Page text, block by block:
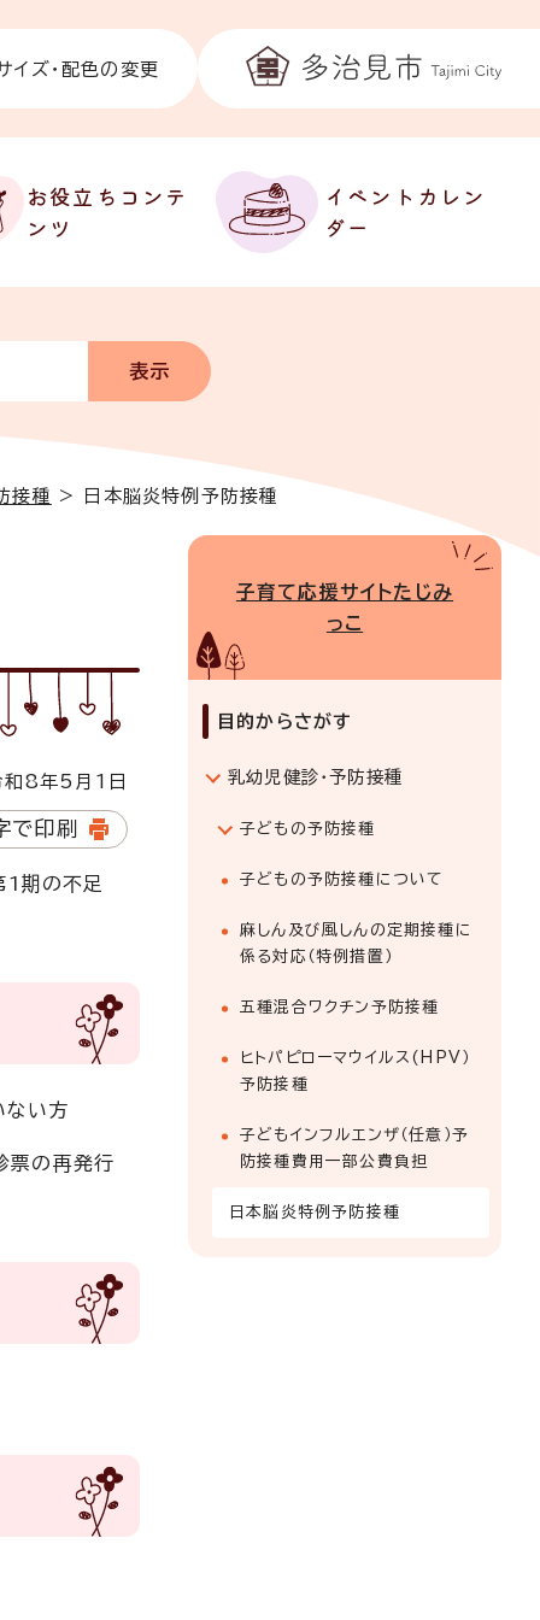
イズ・配色の変更
お役立ちコンテ
ンツ
イベントカレン
ダー
接種 > 日本脳炎特例予防接種
8年5月1日
で印刷
期の不足
ない方
票の再発行
子育て応援サイトたじみ
っこ
目的からさがす
乳幼児健診・予防接種
子どもの予防接種
子どもの予防接種について
麻しん及び風しんの定期接種に
係る対応（特例措置）
五種混合ワクチン予防接種
ヒトパピローマウイルス(HPV）
予防接種
子どもインフルエンザ（任意）予
防接種費用一部公費負担
日本脳炎特例予防接種